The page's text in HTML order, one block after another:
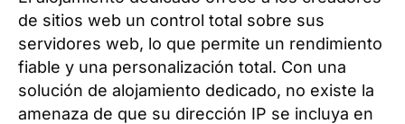
de sitios web un control total sobre sus
servidores web, lo que permite un rendimiento
fiable y una personalización total. Con una
solución de alojamiento dedicado, no existe la
amenaza de que su dirección IP se incluya en